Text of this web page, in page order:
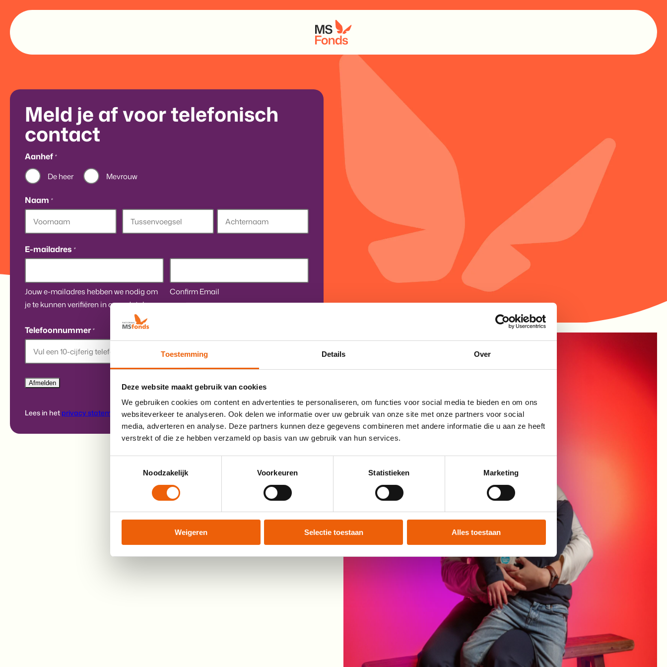
Toestemming Details Over
Deze website maakt gebruik van cookies
We gebruiken cookies om content en advertenties te personaliseren, om functies voor social media te bieden en om ons
websiteverkeer te analyseren. Ook delen we informatie over uw gebruik van onze site met onze partners voor social
media, adverteren en analyse. Deze partners kunnen deze gegevens combineren met andere informatie die u aan ze heeft
verstrekt of die ze hebben verzameld op basis van uw gebruik van hun services.
Noodzakelijk
Voorkeuren Statistieken Marketing
Weigeren Selectie toestaan Alles toestaan
Meld je af voor telefonisch
contact
Aanhef *
De heer Mevrouw
Naam *
E-mailadres *
Jouw e-mailadres hebben we nodig om
je te kunnen verifiëren in onze database.
Confirm Email
Telefoonnummer *
Lees in het privacy statementhoe het MS Fonds omgaat met je persoonsgegevens.